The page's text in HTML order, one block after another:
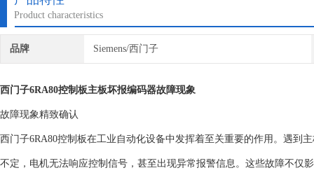
Product characteristics
品牌 Siemens/西门子
西门子6RA80控制板主板坏报编码器故障现象
故障现象精致确认
西门子6RA80控制板在工业自动化设备中发挥着至关重要的作用。遇到
不定，电机无法响应控制信号，甚至出现异常报警信息。这些故障不仅